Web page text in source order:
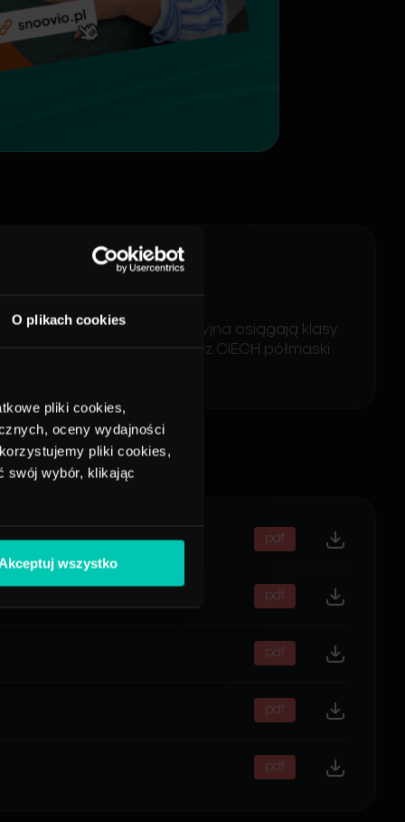
O plikach cookies
pliki cookies,
oceny wydajności
pliki cookies,
swój wybór, klikając
wszystko
i FFP3
których skuteczność filtracyjna osiągają klasy
Wytwarzane przez CIECH półmaski
do kształtu twarzy.
pdf
pdf
pdf
pdf
pdf